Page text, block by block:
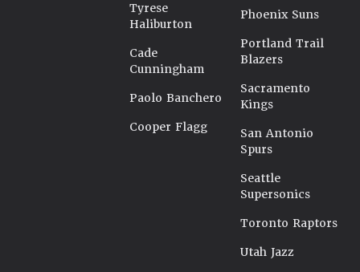
Tyrese
Haliburton
Cade
Cunningham
Paolo Banchero
Cooper Flagg
Phoenix Suns
Portland Trail
Blazers
Sacramento
Kings
San Antonio
Spurs
Seattle
Supersonics
Toronto Raptors
Utah Jazz